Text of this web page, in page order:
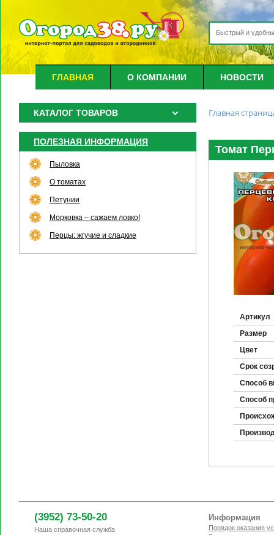
ГЛАВНАЯ О КОМПАНИИ НОВОСТИ
КАТАЛОГ ТОВАРОВ
ПОЛЕЗНАЯ ИНФОРМАЦИЯ
Пыловка
О томатах
Петунии
Морковка – сажаем ловко!
Перцы: жгучие и сладкие
Главная
Томат
Артикул
Размер
Цвет
Срок
Способ
Способ
(3952) 73-50-20
Наша справочная служба
Информация
Порядок оказания